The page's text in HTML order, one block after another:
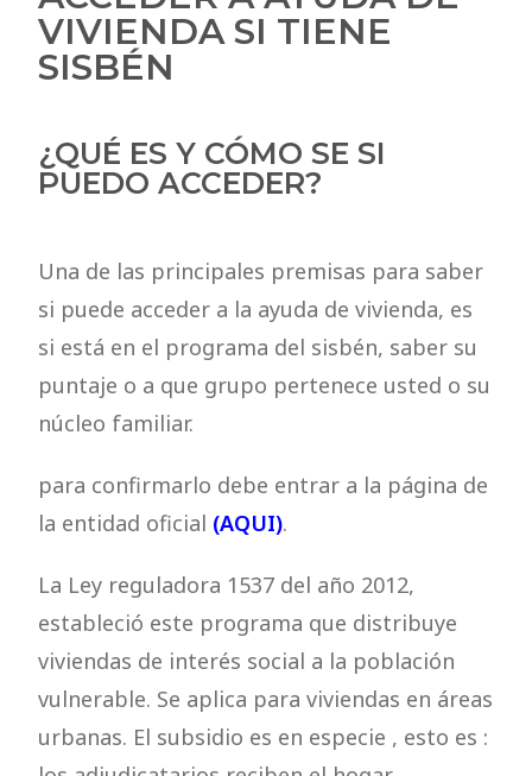
VIVIENDA SI TIENE
SISBÉN
¿QUÉ ES Y CÓMO SE SI
PUEDO ACCEDER?
Una de las principales premisas para saber
si puede acceder a la ayuda de vivienda, es
si está en el programa del sisbén, saber su
puntaje o a que grupo pertenece usted o su
núcleo familiar.
para confirmarlo debe entrar a la página de
la entidad oficial (AQUI).
La Ley reguladora 1537 del año 2012,
estableció este programa que distribuye
viviendas de interés social a la población
vulnerable. Se aplica para viviendas en áreas
urbanas. El subsidio es en especie , esto es :